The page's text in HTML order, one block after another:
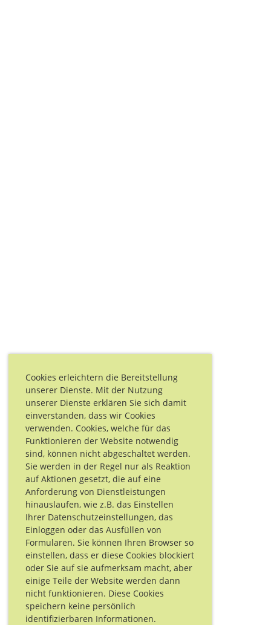
Cookies erleichtern die Bereitstellung
unserer Dienste. Mit der Nutzung
unserer Dienste erklären Sie sich damit
einverstanden, dass wir Cookies
verwenden. Cookies, welche für das
Funktionieren der Website notwendig
sind, können nicht abgeschaltet werden.
Sie werden in der Regel nur als Reaktion
auf Aktionen gesetzt, die auf eine
Anforderung von Dienstleistungen
hinauslaufen, wie z.B. das Einstellen
Ihrer Datenschutzeinstellungen, das
Einloggen oder das Ausfüllen von
Formularen. Sie können Ihren Browser so
einstellen, dass er diese Cookies blockiert
oder Sie auf sie aufmerksam macht, aber
einige Teile der Website werden dann
nicht funktionieren. Diese Cookies
speichern keine persönlich
identifizierbaren Informationen.